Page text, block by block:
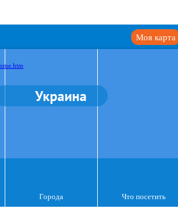
Моя карта
Украина
Города Что посетить